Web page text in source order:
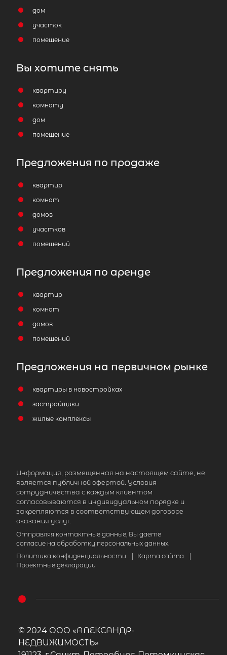
дом
участок
помещение
Вы хотите снять
квартиру
комнату
дом
помещение
Предложения по продаже
квартир
комнат
домов
участков
помещений
Предложения по аренде
квартир
комнат
домов
помещений
Предложения на первичном рынке
квартиры в новостройках
застройщики
жилые комплексы
Информация, размещенная на настоящем сайте, не
является публичной офертой. Условия
сотрудничества с каждым клиентом
согласовываются в индивидуальном порядке и
закрепляются в соответствующем договоре
оказания услуг.
Отправляя контактные данные, Вы даете
согласие на обработку персональных данных.
Политика конфиденциальности
Карта сайта
Проектные декларации
© 2024 ООО «АЛЕКСАНДР-
НЕДВИЖИМОСТЬ»